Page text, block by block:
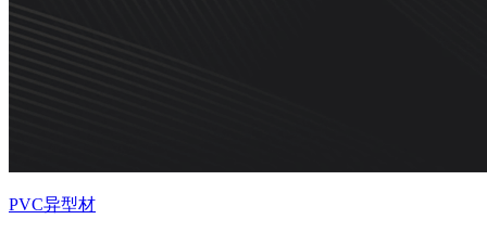
PVC异型材